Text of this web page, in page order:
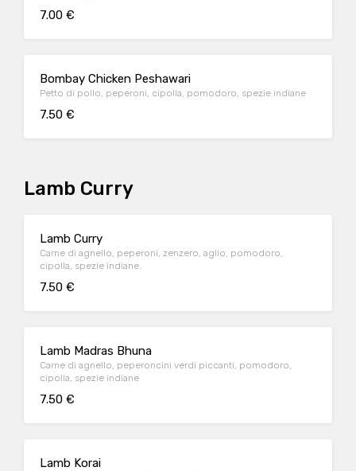
7.00 €
Bombay Chicken Peshawari
Petto di pollo, peperoni, cipolla, pomodoro, spezie indiane
7.50 €
Lamb Curry
Lamb Curry
Carne di agnello, peperoni, zenzero, aglio, pomodoro,
cipolla, spezie indiane.
7.50 €
Lamb Madras Bhuna
Carne di agnello, peperoncini verdi piccanti, pomodoro,
cipolla, spezie indiane
7.50 €
Lamb Korai